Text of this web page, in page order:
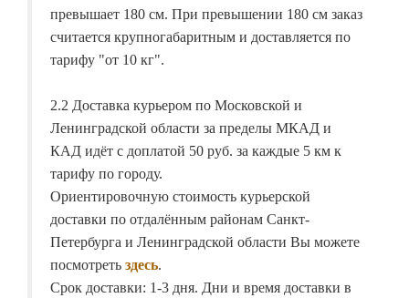
превышает 180 см. При превышении 180 см заказ
считается крупногабаритным и доставляется по
тарифу "от 10 кг".
2.2 Доставка курьером по Московской и
Ленинградской области за пределы МКАД и
КАД идёт с доплатой 50 руб. за каждые 5 км к
тарифу по городу.
Ориентировочную стоимость курьерской
доставки по отдалённым районам Санкт-
Петербурга и Ленинградской области Вы можете
посмотреть здесь.
Срок доставки: 1-3 дня. Дни и время доставки в